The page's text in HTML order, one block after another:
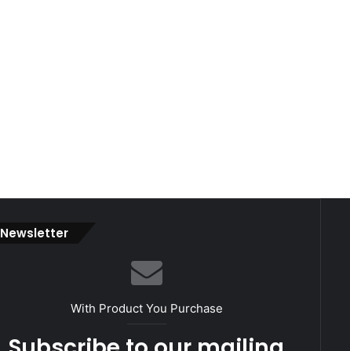
Newsletter
With Product You Purchase